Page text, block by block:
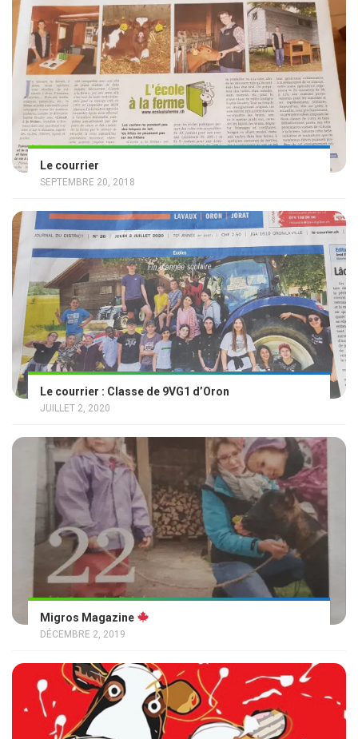
Le courrier
SEPTEMBRE 20, 2018
Le courrier : Classe de 9VG1 d’Oron
JUILLET 2, 2020
Migros Magazine
DÉCEMBRE 2, 2019